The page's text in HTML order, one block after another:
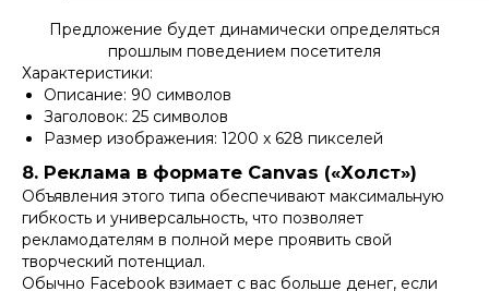
Предложение будет динамически определяться
прошлым поведением посетителя
Характеристики:
Описание: 90 символов
Заголовок: 25 символов
Размер изображения: 1200 x 628 пикселей
8. Реклама в формате Canvas («Холст»)
Объявления этого типа обеспечивают максимальную
гибкость и универсальность, что позволяет
рекламодателям в полной мере проявить свой
творческий потенциал.
Обычно Facebook взимает с вас больше денег, если